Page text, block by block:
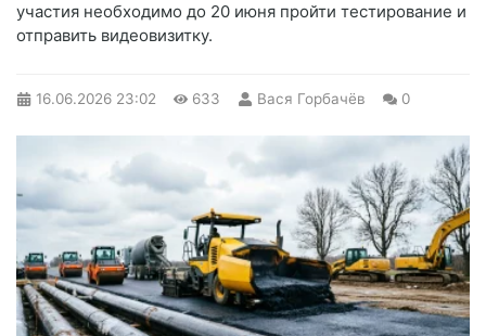
участия необходимо до 20 июня пройти тестирование и
отправить видеовизитку.
16.06.2026 23:02 633 Вася Горбачёв 0